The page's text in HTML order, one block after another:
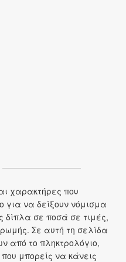
χαρακτήρες που
για να δείξουν νόμισμα
δίπλα σε ποσά σε τιμές,
Σε αυτή τη σελίδα
από το πληκτρολόγιο,
μπορείς να κάνεις